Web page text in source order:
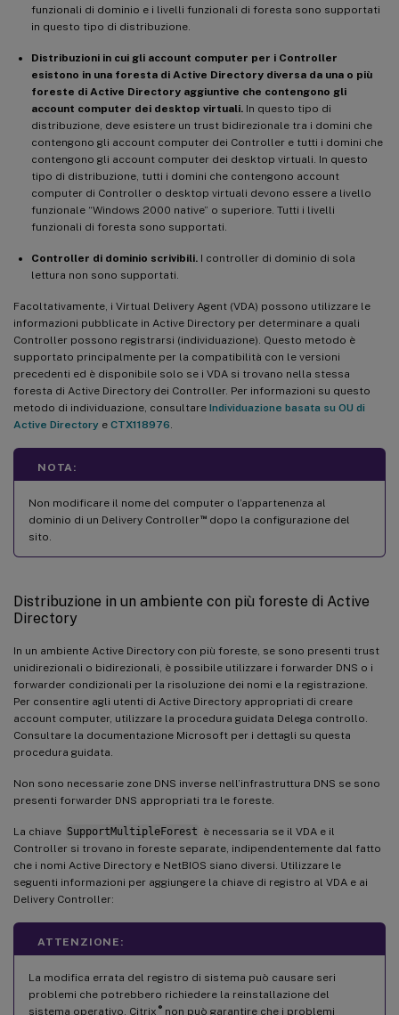
funzionali di dominio e i livelli funzionali di foresta sono supportati
in questo tipo di distribuzione.
Distribuzioni in cui gli account computer per i Controller
esistono in una foresta di Active Directory diversa da una o più
foreste di Active Directory aggiuntive che contengono gli
account computer dei desktop virtuali. In questo tipo di
distribuzione, deve esistere un trust bidirezionale tra i domini che
contengono gli account computer dei Controller e tutti i domini che
contengono gli account computer dei desktop virtuali. In questo
tipo di distribuzione, tutti i domini che contengono account
computer di Controller o desktop virtuali devono essere a livello
funzionale “Windows 2000 native” o superiore. Tutti i livelli
funzionali di foresta sono supportati.
Controller di dominio scrivibili. I controller di dominio di sola
lettura non sono supportati.
Facoltativamente, i Virtual Delivery Agent (VDA) possono utilizzare le
informazioni pubblicate in Active Directory per determinare a quali
Controller possono registrarsi (individuazione). Questo metodo è
supportato principalmente per la compatibilità con le versioni
precedenti ed è disponibile solo se i VDA si trovano nella stessa
foresta di Active Directory dei Controller. Per informazioni su questo
metodo di individuazione, consultare Individuazione basata su OU di
Active Directory e CTX118976
NOTA:
Non modificare il nome del computer o l’appartenenza al
dominio di un Delivery Controller™dopo la configurazione del
sito.
Distribuzione in un ambiente con più foreste di Active
Directory
In un ambiente Active Directory con più foreste, se sono presenti trust
unidirezionali o bidirezionali, è possibile utilizzare i forwarder DNS o i
forwarder condizionali per la risoluzione dei nomi e la registrazione.
Per consentire agli utenti di Active Directory appropriati di creare
account computer, utilizzare la procedura guidata Delega controllo.
Consultare la documentazione Microsoft per i dettagli su questa
procedura guidata.
Non sono necessarie zone DNS inverse nell’infrastruttura DNS se sono
presenti forwarder DNS appropriati tra le foreste.
La chiave SupportMultipleForest è necessaria se il VDA e il
Controller si trovano in foreste separate, indipendentemente dal fatto
che i nomi Active Directory e NetBIOS siano diversi. Utilizzare le
seguenti informazioni per aggiungere la chiave di registro al VDA e ai
Delivery Controller:
ATTENZIONE:
La modifica errata del registro di sistema può causare seri
problemi che potrebbero richiedere la reinstallazione del
sistema operativo. Citrix ®non può garantire che i problemi